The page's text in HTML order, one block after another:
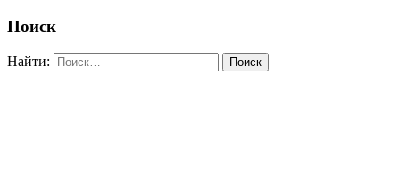
Поиск
Найти: